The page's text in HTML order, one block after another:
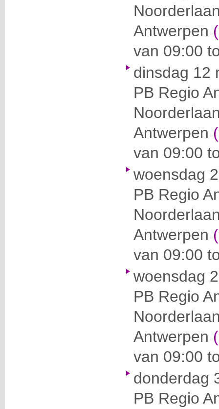
Antwerpen
van 09:00
dinsdag 12
PB Regio
Antwerpen
van 09:00
woensdag
PB Regio
Antwerpen
van 09:00
woensdag
PB Regio
Antwerpen
van 09:00
donderdag
PB Regio